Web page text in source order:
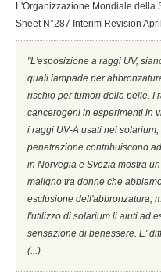
L'Organizzazione Mondiale della
Sheet N°287 Interim Revision
''L'esposizione a raggi UV,
quali lampade per
rischio per tumori della pelle. I
cancerogeni in esperimenti in
i raggi UV-A usati nei
penetrazione contribuiscono
in Norvegia e Svezia mostra
maligno tra donne che
esclusione dell'abbronzatura,
l'utilizzo di solarium li aiuti ad
sensazione di benessere. E'
(...)